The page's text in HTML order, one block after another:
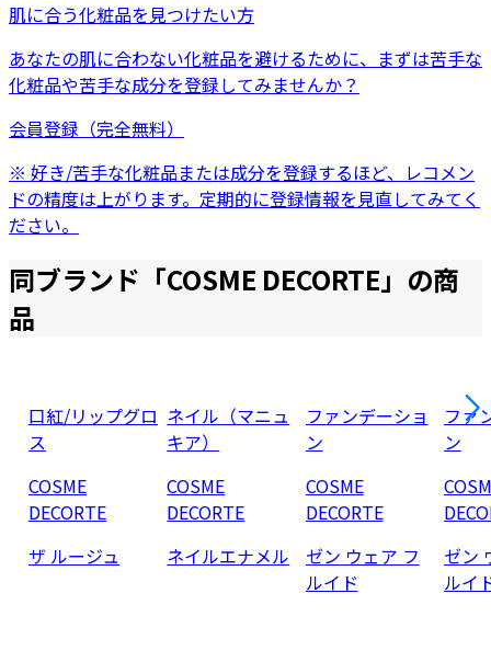
肌に合う化粧品を見つけたい方
あなたの肌に合わない化粧品を避けるために、まずは苦手な
化粧品や苦手な成分を登録してみませんか？
会員登録（完全無料）
※ 好き/苦手な化粧品または成分を登録するほど、レコメン
ドの精度は上がります。定期的に登録情報を見直してみてく
ださい。
同ブランド「COSME DECORTE」の商
品
口紅/リップグロ
ス
COSME
DECORTE
ザ ルージュ
ネイル（マニュ
キア）
COSME
DECORTE
ネイルエナメル
ファンデーショ
ン
COSME
DECORTE
ゼン ウェア フ
ルイド
ファ
ン
ゼン
ルイ